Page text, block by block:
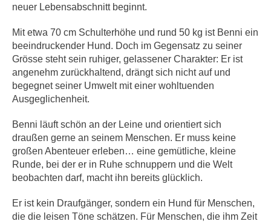
neuer Lebensabschnitt beginnt.
Mit etwa 70 cm Schulterhöhe und rund 50 kg ist Benni ein
beeindruckender Hund. Doch im Gegensatz zu seiner
Grösse steht sein ruhiger, gelassener Charakter: Er ist
angenehm zurückhaltend, drängt sich nicht auf und
begegnet seiner Umwelt mit einer wohltuenden
Ausgeglichenheit.
Benni läuft schön an der Leine und orientiert sich
draußen gerne an seinem Menschen. Er muss keine
großen Abenteuer erleben… eine gemütliche, kleine
Runde, bei der er in Ruhe schnuppern und die Welt
beobachten darf, macht ihn bereits glücklich.
Er ist kein Draufgänger, sondern ein Hund für Menschen,
die die leisen Töne schätzen. Für Menschen, die ihm Zeit